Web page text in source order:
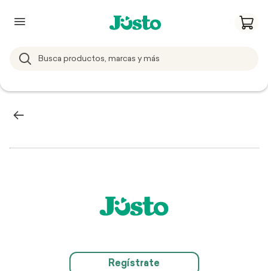
Regístrate